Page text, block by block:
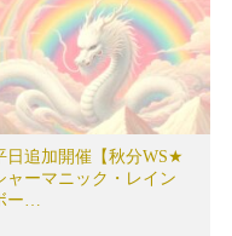
日追加開催【秋分WS★
ャーマニック・レイン
ー…